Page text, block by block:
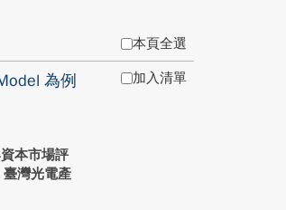
本頁全選
為例
本市場評
灣光電產
加入清單